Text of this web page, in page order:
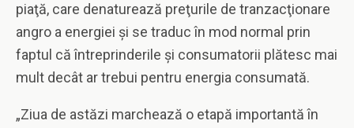
piaţă, care denaturează preţurile de tranzacţionare
angro a energiei şi se traduc în mod normal prin
faptul că întreprinderile şi consumatorii plătesc mai
mult decât ar trebui pentru energia consumată.
„Ziua de astăzi marchează o etapă importantă în